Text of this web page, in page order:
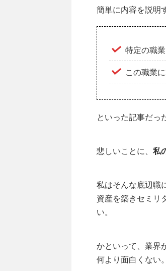
簡単に内容を説明
特定の職
この職業
といった記事だっ
悲しいことに、 私
私はそんな底辺職
資産を築きセミリ
い。
かといって、業界
何より面白くない